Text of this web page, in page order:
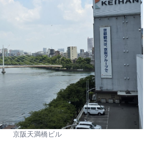
京阪天満橋ビル